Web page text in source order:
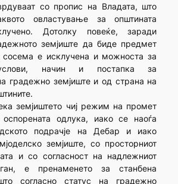
со пропис на Владата, што
овластување за општината
Дотолку повеќе, заради
земјиште да биде предмет
сосема е исклучена и можноста за
начин и постапка за
градежно земјиште и од страна на
земјиштето чиј режим на промет
одлука, иако се наоѓа
подрачје на Дебар и иако
земјиште, со просторниот
и со согласност на надлежниот
е пренаменето за станбена
согласно статус на градежно